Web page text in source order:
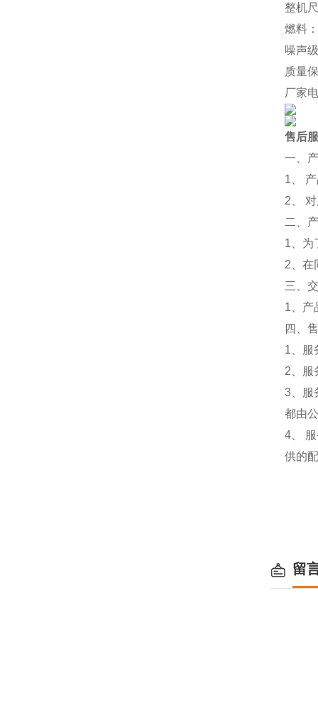
整机
燃料
噪声
质量
厂家
售后
一、
1、
2、
二、
1、为
2、在
三、
1、产
四、
1、服
2、服
3、服
都由
4、
供的
留